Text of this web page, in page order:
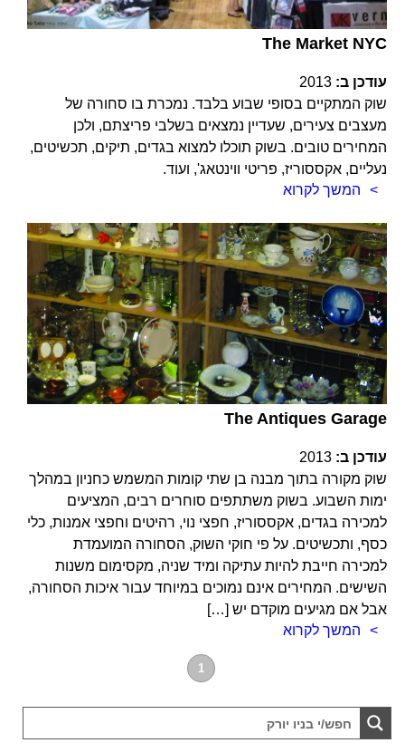
The Market NYC
עודכן ב: 2013
שוק המתקיים בסופי שבוע בלבד. נמכרת בו סחורה של
מעצבים צעירים, שעדיין נמצאים בשלבי פריצתם, ולכן
המחירים טובים. בשוק תוכלו למצוא בגדים, תיקים, תכשיטים,
נעליים, אקססוריז, פריטי ווינטאג', ועוד.
המשך לקרוא
The Antiques Garage
עודכן ב: 2013
שוק מקורה בתוך מבנה בן שתי קומות המשמש כחניון במהלך
ימות השבוע. בשוק משתתפים סוחרים רבים, המציעים
למכירה בגדים, אקססוריז, חפצי נוי, רהיטים וחפצי אמנות, כלי
כסף, ותכשיטים. על פי חוקי השוק, הסחורה המועמדת
למכירה חייבת להיות עתיקה ומיד שניה, מקסימום משנות
השישים. המחירים אינם נמוכים במיוחד עבור איכות הסחורה,
אבל אם מגיעים מוקדם יש […]
המשך לקרוא
1